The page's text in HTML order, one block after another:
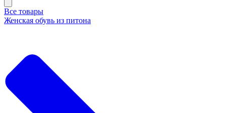
Все товары
Женская обувь из питона